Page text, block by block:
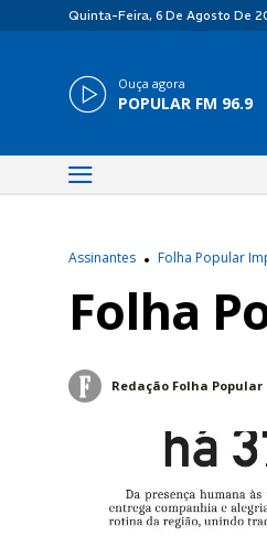
Quinta-Feira, 6 De Agosto De
Ouça agora
POPULAR FM 96.9
Assinantes Folha Popular
Folha
Redação Folha Popular